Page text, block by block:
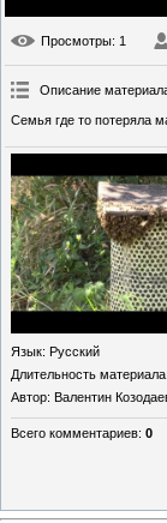
Просмотры: 1
Описание
Семья где то потеряла
Язык: Русский
Длительность материала
Автор: Валентин
Всего комментариев: 0